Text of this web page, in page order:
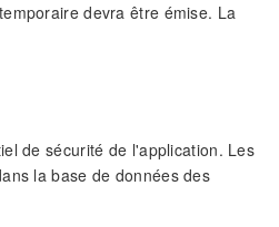
devra être émise. La
de sécurité de l'application. Les
la base de données des